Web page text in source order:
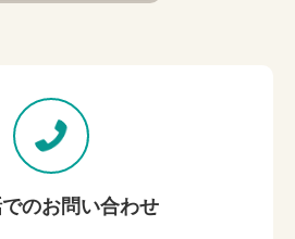
のお問い合わせ